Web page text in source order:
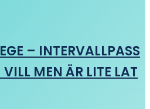
– INTERVALLPASS
MEN ÄR LITE LAT